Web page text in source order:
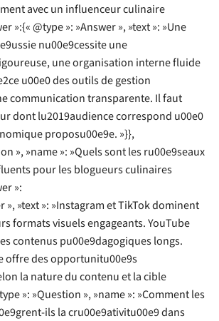
avec un influenceur culinaire
»:{« @type »: »Answer », »text »: »Une
nu00e9cessite une
une organisation interne fluide
u00e0 des outils de gestion
communication transparente. Il faut
dont lu2019audience correspond u00e0
proposu00e9e. »}},
», »name »: »Quels sont les ru00e9seaux
pour les blogueurs culinaires
»:
», »text »: »Instagram et TikTok dominent
formats visuels engageants. YouTube
contenus pu00e9dagogiques longs.
offre des opportunitu00e9s
la nature du contenu et la cible
»: »Question », »name »: »Comment les
ils la cru00e9ativitu00e9 dans